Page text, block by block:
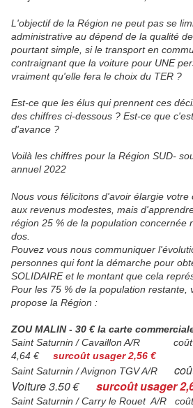
L'objectif de la Région ne peut pas se
administrative au dépend de la qualité
pourtant simple, si le transport en
contraignant que la voiture pour UNE
vraiment qu'elle fera le choix du TER ?
Est-ce que les élus qui prennent ces
des chiffres ci-dessous ? Est-ce que
d'avance ?
Voilà les chiffres pour la Région SUD-
annuel 2022
Nous vous félicitons d'avoir élargie
aux revenus modestes, mais
région 25 % de la population concernée
dos.
Pouvez vous nous communiquer
personnes qui font la démarche pour
SOLIDAIRE et le montant que cela
Pour les 75 % de la population restante,
propose la Région :
ZOU MALIN - 30 € la carte
Saint Saturnin / Cavaillon A/R
4,64 € surcoût usager 2,56 €
Saint Saturnin / Avignon TGV A/R
Voiture 3.50 € surcoût usager
Saint Saturnin / Carry le Rouet A/R